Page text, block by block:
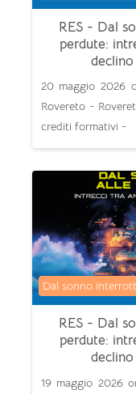
RES - Dal
perdute:
20 maggio 2026
Rovereto -
crediti formativi -
RES - Dal
perdute:
Categoria di corsi
Dal sonno
19 maggio 2026